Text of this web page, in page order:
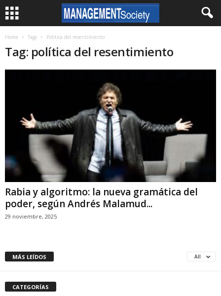
Home Tags Política del resentimiento
Tag: política del resentimiento
Rabia y algoritmo: la nueva gramática del
poder, según Andrés Malamud...
29 noviembre, 2025
MÁS LEÍDOS All
CATEGORÍAS